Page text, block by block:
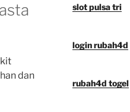
dan
slot pulsa tri
login rubah4d
rubah4d togel